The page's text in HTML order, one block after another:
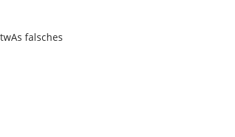
falsches